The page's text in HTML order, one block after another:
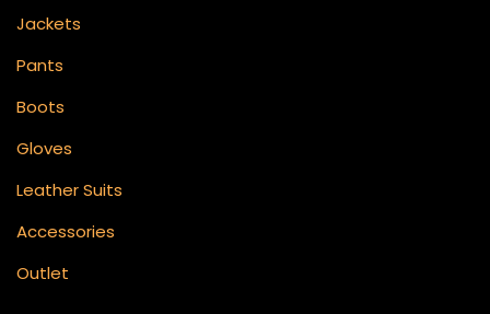
Jackets
Pants
Boots
Gloves
Leather Suits
Accessories
Outlet